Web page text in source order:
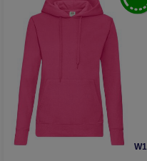
W1